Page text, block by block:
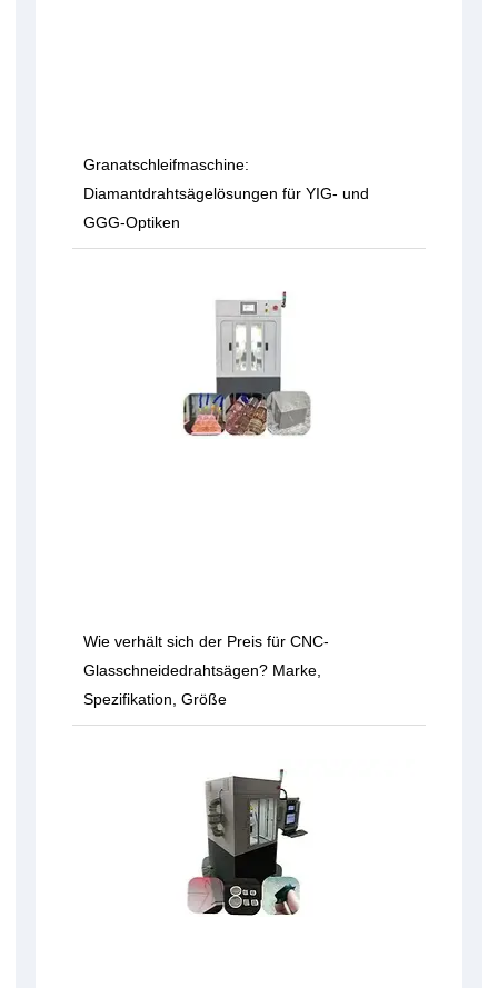
Granatschleifmaschine:
Diamantdrahtsägelösungen für YIG- und
GGG-Optiken
Wie verhält sich der Preis für CNC-
Glasschneidedrahtsägen? Marke,
Spezifikation, Größe